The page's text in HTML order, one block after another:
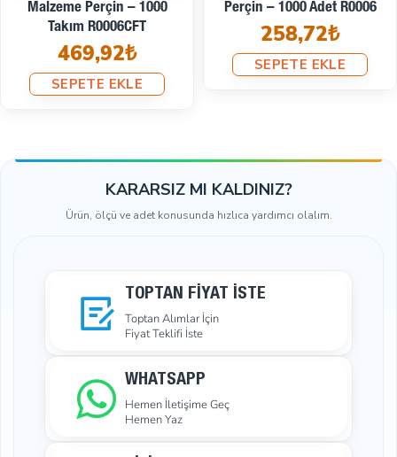
Kapaklı Rivet Perçin – 250
Adet R0007
259,46₺
SEPETE EKLE
Bacak Boyu Saç Malzeme
Perçin – 500 Takım
R00033CFT
364,32₺
KARARSIZ MI KALDINIZ?
Ürün, ölçü ve adet konusunda hızlıca yardımcı olalım.
TOPTAN FIYAT İSTE
Toptan Alımlar İçin
Fiyat Teklifi İste
WHATSAPP
Hemen İletişime Geç
Hemen Yaz